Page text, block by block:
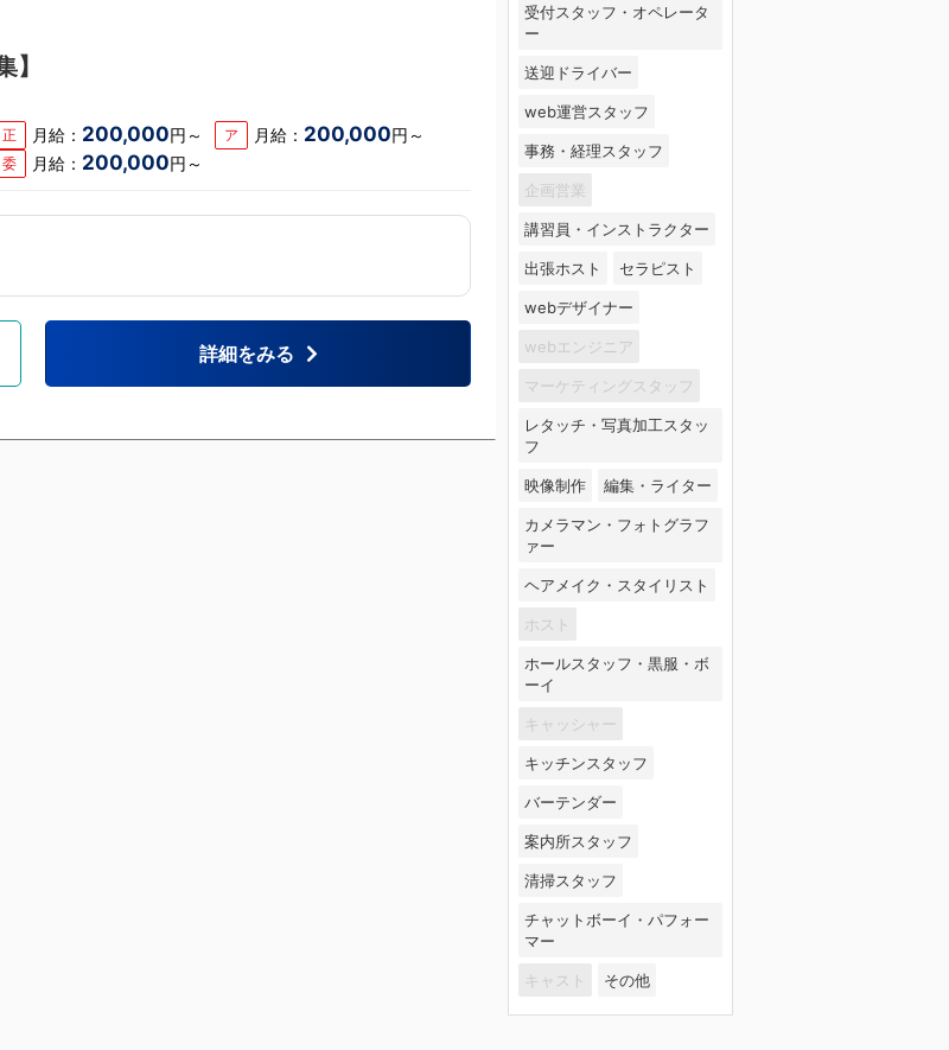
】
正 月給： 200,000円～ ア 月給： 200,000円～
委 月給： 200,000円～
詳細をみる
受付スタッフ・オペレータ
ー
送迎ドライバー
web運営スタッフ
事務・経理スタッフ
企画営業
講習員・インストラクター
出張ホスト セラピスト
webデザイナー
webエンジニア
マーケティングスタッフ
レタッチ・写真加工スタッ
フ
映像制作 編集・ライター
カメラマン・フォトグラフ
ァー
ヘアメイク・スタイリスト
ホスト
ホールスタッフ・黒服・ボ
ーイ
キャッシャー
キッチンスタッフ
バーテンダー
案内所スタッフ
清掃スタッフ
チャットボーイ・パフォー
マー
キャスト その他